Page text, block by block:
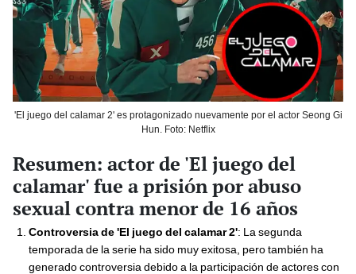
'El juego del calamar 2' es protagonizado nuevamente por el actor Seong Gi
Hun. Foto: Netflix
Resumen: actor de 'El juego del
calamar' fue a prisión por abuso
sexual contra menor de 16 años
Controversia de 'El juego del calamar 2': La segunda
temporada de la serie ha sido muy exitosa, pero también ha
generado controversia debido a la participación de actores con